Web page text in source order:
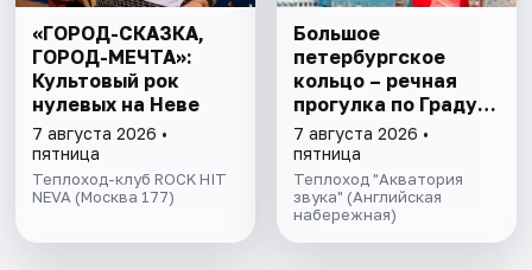
«ГОРОД-СКАЗКА,
ГОРОД-МЕЧТА»:
Культовый рок
нулевых на Неве
7 августа 2026 •
пятница
Теплоход-клуб ROCK HIT
NEVA (Москва 177)
Большое
петербургское
кольцо – речная
прогулка пo Граду
на Неве с
авторской
экскурсией и живой
музыкой в тёплом
салоне теплохода
7 августа 2026 •
пятница
Теплоход "Акватория
звука" (Английская
набережная)